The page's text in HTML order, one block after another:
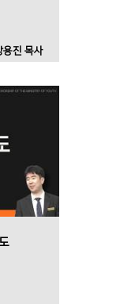
용진 목사